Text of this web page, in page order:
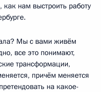
как нам выстроить работу
Мы с вами живём
все это понимают,
трансформации,
причём меняется
на какое-